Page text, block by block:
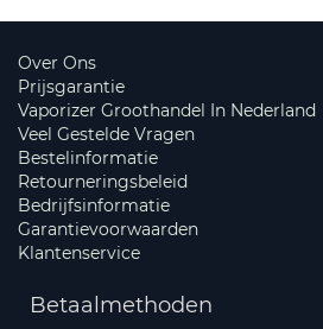
Over Ons
Prijsgarantie
Vaporizer Groothandel In Nederland
Veel Gestelde Vragen
Bestelinformatie
Retourneringsbeleid
Bedrijfsinformatie
Garantievoorwaarden
Klantenservice
Betaalmethoden